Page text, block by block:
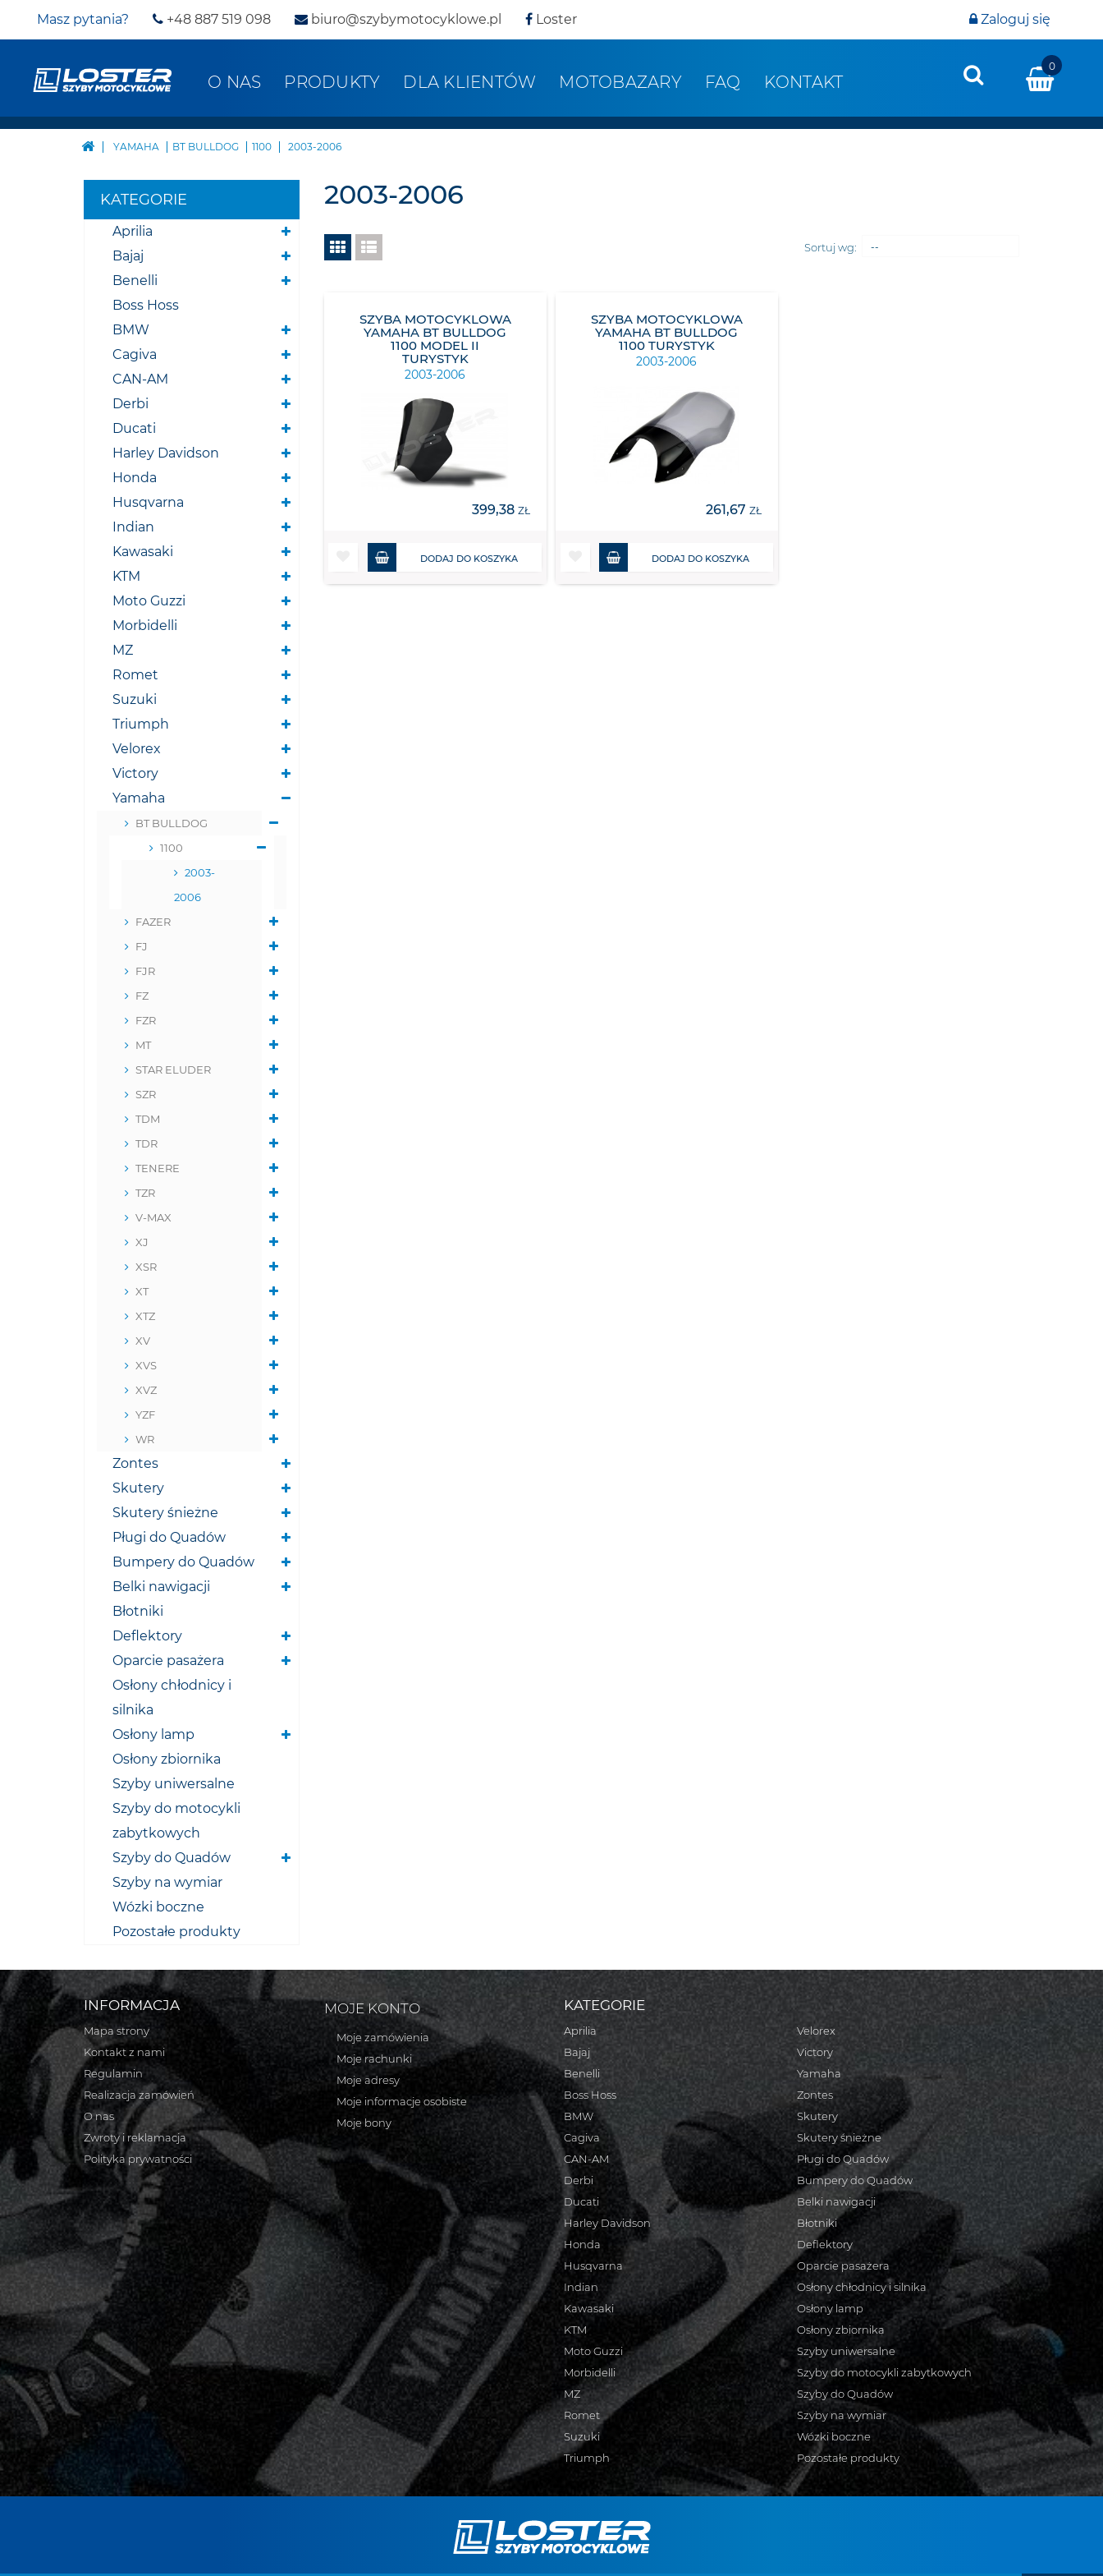
Masz pytania? +48 887 519 098 biuro@szybymotocyklowe.pl Loster Zaloguj się
0
O NAS PRODUKTY DLA KLIENTÓW MOTOBAZARY FAQ KONTAKT
YAMAHA BT BULLDOG 1100 2003-2006
KATEGORIE
Aprilia
Bajaj
Benelli
Boss Hoss
BMW
Cagiva
CAN-AM
Derbi
Ducati
Harley Davidson
Honda
Husqvarna
Indian
Kawasaki
KTM
Moto Guzzi
Morbidelli
MZ
Romet
Suzuki
Triumph
Velorex
Victory
Yamaha
BT BULLDOG
1100
2003-
2006
FAZER
FJ
FJR
FZ
FZR
MT
STAR ELUDER
SZR
TDM
TDR
TENERE
TZR
V-MAX
XJ
XSR
XT
XTZ
XV
XVS
XVZ
YZF
WR
Zontes
Skutery
Skutery śnieżne
Pługi do Quadów
Bumpery do Quadów
Belki nawigacji
Błotniki
Deflektory
Oparcie pasażera
Osłony chłodnicy i
silnika
Osłony lamp
Osłony zbiornika
Szyby uniwersalne
Szyby do motocykli
zabytkowych
Szyby do Quadów
Szyby na wymiar
Wózki boczne
Pozostałe produkty
2003-2006
Sortuj wg: --
SZYBA MOTOCYKLOWA
YAMAHA BT BULLDOG
1100 MODEL II
TURYSTYK
2003-2006
399,38 ZŁ
DODAJ DO KOSZYKA
SZYBA MOTOCYKLOWA
YAMAHA BT BULLDOG
1100 TURYSTYK
2003-2006
261,67 ZŁ
DODAJ DO KOSZYKA
INFORMACJA
Mapa strony
Kontakt z nami
Regulamin
Realizacja zamówień
O nas
Zwroty i reklamacja
Polityka prywatności
MOJE KONTO
Moje zamówienia
Moje rachunki
Moje adresy
Moje informacje osobiste
Moje bony
KATEGORIE
Aprilia
Bajaj
Benelli
Boss Hoss
BMW
Cagiva
CAN-AM
Derbi
Ducati
Harley Davidson
Honda
Husqvarna
Indian
Kawasaki
KTM
Moto Guzzi
Morbidelli
MZ
Romet
Suzuki
Triumph
Velorex
Victory
Yamaha
Zontes
Skutery
Skutery śnieżne
Pługi do Quadów
Bumpery do Quadów
Belki nawigacji
Błotniki
Deflektory
Oparcie pasażera
Osłony chłodnicy i silnika
Osłony lamp
Osłony zbiornika
Szyby uniwersalne
Szyby do motocykli zabytkowych
Szyby do Quadów
Szyby na wymiar
Wózki boczne
Pozostałe produkty